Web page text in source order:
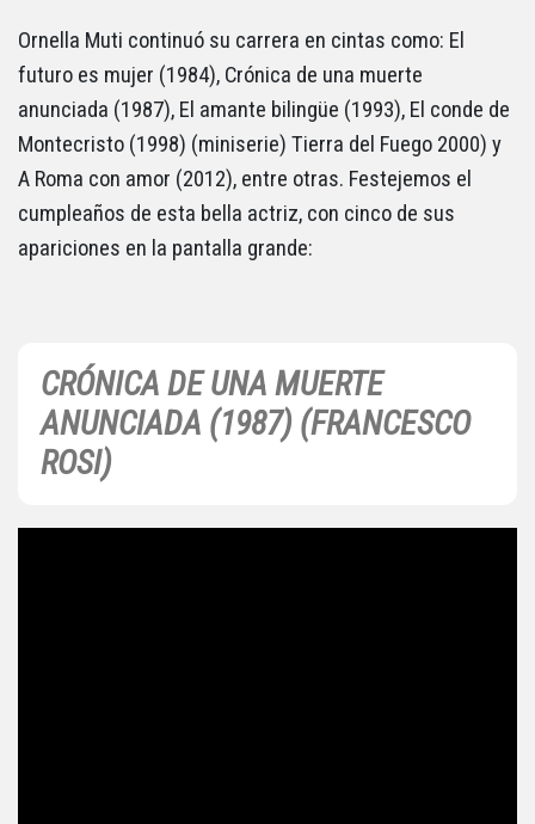
Ornella Muti continuó su carrera en cintas como: El
futuro es mujer (1984), Crónica de una muerte
anunciada (1987), El amante bilingüe (1993), El conde de
Montecristo (1998) (miniserie) Tierra del Fuego 2000) y
A Roma con amor (2012), entre otras. Festejemos el
cumpleaños de esta bella actriz, con cinco de sus
apariciones en la pantalla grande:
CRÓNICA DE UNA MUERTE
ANUNCIADA (1987) (FRANCESCO
ROSI)